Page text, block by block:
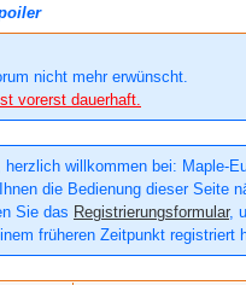
nicht mehr erwünscht.
vorerst dauerhaft.
herzlich willkommen bei: Maple-
die Bedienung dieser Seite
Sie das Registrierungsformular,
früheren Zeitpunkt registriert